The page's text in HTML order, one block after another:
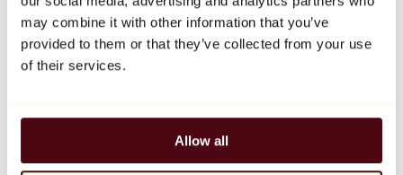
may combine it with other information that you’ve
provided to them or that they’ve collected from your use
of their services.
Allow all
Balloon Dog (Orange)
Jeff Koons
10.000 €
Artisti
Tutti i pittori